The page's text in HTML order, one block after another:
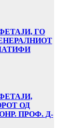
ГО
ОД
ПРОФ. Д-